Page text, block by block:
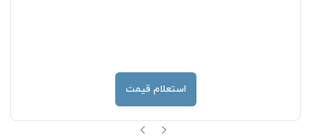
استعلام قیمت